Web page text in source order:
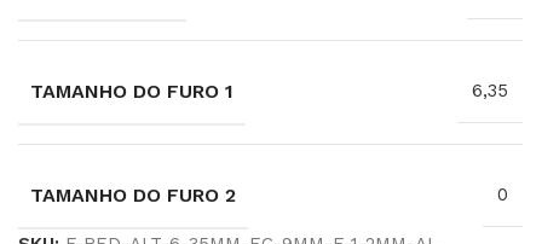
TAMANHO DO FURO 1 6,35
TAMANHO DO FURO 2 0